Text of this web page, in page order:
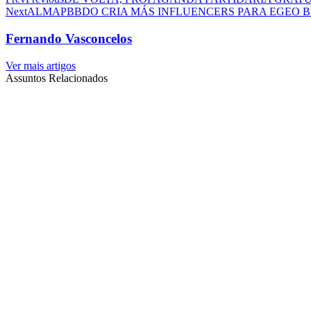
NextALMAPBBDO CRIA MÁS INFLUENCERS PARA EGEO
Fernando Vasconcelos
Ver mais artigos
Assuntos Relacionados